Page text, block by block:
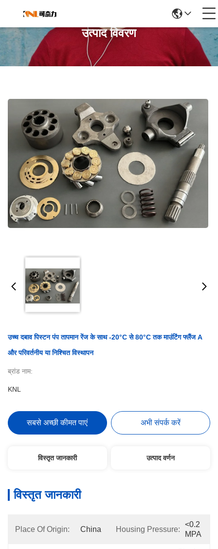
उत्पाद विवरण
उच्च दबाव पिस्टन पंप तापमान रेंज के साथ -20°C से 80°C तक माउंटिंग फ्लैंज A
और परिवर्तनीय या निश्चित विस्थापन
ब्रांड नाम:
KNL
सबसे अच्छी कीमत पाएं अभी संपर्क करें
विस्तृत जानकारी उत्पाद वर्णन
विस्तृत जानकारी
Place Of Origin: China Housing Pressure:
<0.2
MPA